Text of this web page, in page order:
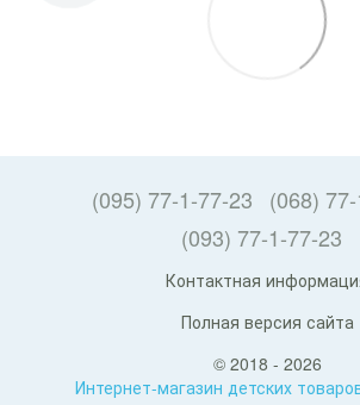
(095) 77-1-77-23
(068)
(093) 77-1-77-23
Контактная
Полная версия сайта
© 2018 - 2026
Интернет-магазин детских